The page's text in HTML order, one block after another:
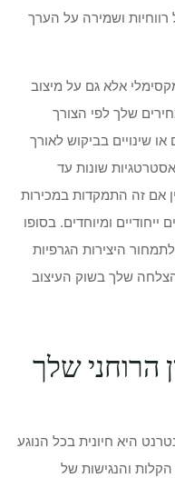
ושמירה על הערך
אלא גם על מיצוב
שלך לפי הצורך
שינויים בביקוש לאורך
שונות עד
אם זה התמקדות במכירות
ייחודיים ומיוחדים. בסופו
היצירות הגרפיות
שלך בשוק העיצוב
הרוחני שלך
היא חיונית בכל הנוגע
והנגישות של